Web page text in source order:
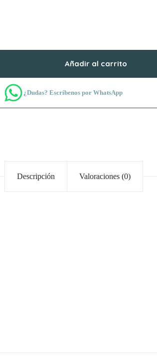
Añadir al carrito
¿Dudas? Escríbenos por WhatsApp
Descripción Valoraciones (0)